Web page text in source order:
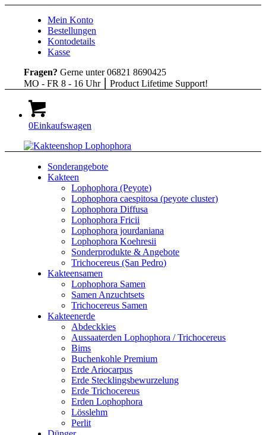
Mein Konto
Bestellungen
Kontodetails
Kasse
Fragen? Gerne unter 06821 8690425
MO - FR 8 - 16 Uhr ⎮ Product Lifetime Support!
0Einkaufswagen
Sonderangebote
Kakteen
Lophophora (Peyote)
Lophophora caespitosa (peyote cluster)
Lophophora Diffusa
Lophophora Fricii
Lophophora jourdaniana
Lophophora Koehresii
Sonderprodukte & Angebote
Trichocereus (San Pedro)
Kakteensamen
Lophophora Samen
Samen Anzuchtsets
Trichocereus Samen
Kakteenerde
Abdeckkies
Aussaaterden Lophophora / Trichocereus
Bims
Buchenkohle Premium
Erde Ariocarpus
Erde Stecklingsbewurzelung
Erde Trichocereus
Erden Lophophora
Lösslehm
Perlit